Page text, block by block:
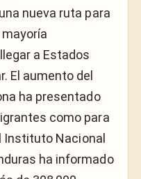
nueva ruta para
a Estados
El aumento del
ha presentado
como para
Instituto Nacional
ha informado